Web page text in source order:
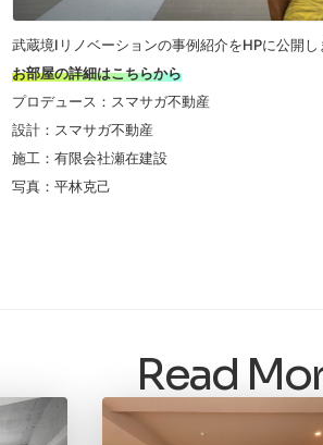
武蔵境Iリノベーションの事例紹介をHPに公開し
お部屋の詳細はこちらから
プロデュース：スマサガ不動産
設計：スマサガ不動産
施工：有限会社瀬在建設
写真：平林克己
Read